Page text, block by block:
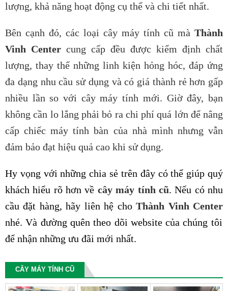
lượng, khả năng hoạt động cụ thể và chi tiết nhất.
Bên cạnh đó, các loại cây máy tính cũ mà Thành
Vinh Center cung cấp đều được kiểm định chất
lượng, thay thế những linh kiện hỏng hóc, đáp ứng
đa dạng nhu cầu sử dụng và có giá thành rẻ hơn gấp
nhiều lần so với cây máy tính mới. Giờ đây, bạn
không cần lo lắng phải bỏ ra chi phí quá lớn để nâng
cấp chiếc máy tính bàn của nhà mình nhưng vẫn
đảm bảo đạt hiệu quả cao khi sử dụng.
Hy vọng với những chia sẻ trên đây có thể giúp quý
khách hiểu rõ hơn về cây máy tính cũ. Nếu có nhu
cầu đặt hàng, hãy liên hệ choThành Vinh Center
nhé. Và đường quên theo dõi website của chúng tôi
để nhận những ưu đãi mới nhất.
CÂY MÁY TÍNH CŨ